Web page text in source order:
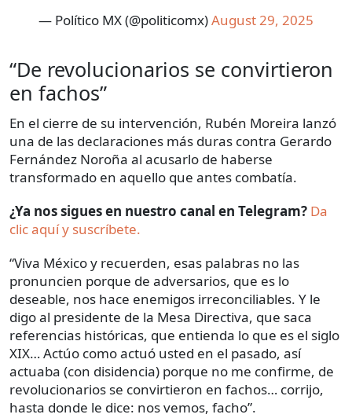
— Político MX (@politicomx)August 29, 2025
“De revolucionarios se convirtieron
en fachos”
En el cierre de su intervención, Rubén Moreira lanzó
una de las declaraciones más duras contra Gerardo
Fernández Noroña al acusarlo de haberse
transformado en aquello que antes combatía.
¿Ya nos sigues en nuestro canal en Telegram? Da
clic aquí y suscríbete.
“Viva México y recuerden, esas palabras no las
pronuncien porque de adversarios, que es lo
deseable, nos hace enemigos irreconciliables. Y le
digo al presidente de la Mesa Directiva, que saca
referencias históricas, que entienda lo que es el siglo
XIX… Actúo como actuó usted en el pasado, así
actuaba (con disidencia) porque no me confirme, de
revolucionarios se convirtieron en fachos… corrijo,
hasta donde le dice: nos vemos, facho”.